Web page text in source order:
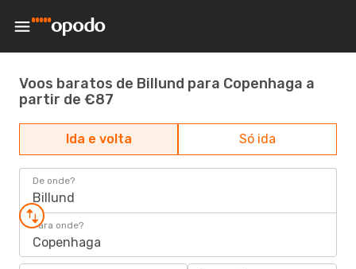
Voos baratos de Billund para Copenhaga a
partir de €87
Ida e volta Só ida
De onde?
Billund
Para onde?
Copenhaga